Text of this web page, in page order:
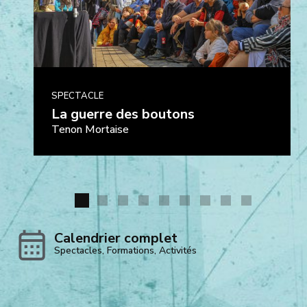
guerre
des
boutons
SPECTACLE
La guerre des boutons
Tenon Mortaise
Voir
le
calendrier
des
Calendrier complet
Spectacles, Formations, Activités